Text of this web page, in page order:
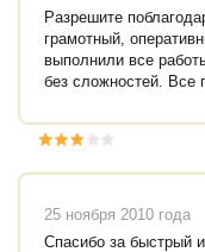
Разрешите
грамотный,
выполнили все
без сложностей. Все
25 ноября 2010 года
Спасибо за быстрый